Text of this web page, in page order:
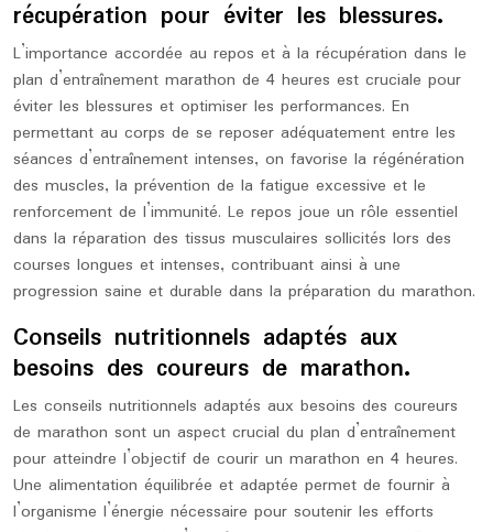
récupération pour éviter les blessures.
L’importance accordée au repos et à la récupération dans le
plan d’entraînement marathon de 4 heures est cruciale pour
éviter les blessures et optimiser les performances. En
permettant au corps de se reposer adéquatement entre les
séances d’entraînement intenses, on favorise la régénération
des muscles, la prévention de la fatigue excessive et le
renforcement de l’immunité. Le repos joue un rôle essentiel
dans la réparation des tissus musculaires sollicités lors des
courses longues et intenses, contribuant ainsi à une
progression saine et durable dans la préparation du marathon.
Conseils nutritionnels adaptés aux
besoins des coureurs de marathon.
Les conseils nutritionnels adaptés aux besoins des coureurs
de marathon sont un aspect crucial du plan d’entraînement
pour atteindre l’objectif de courir un marathon en 4 heures.
Une alimentation équilibrée et adaptée permet de fournir à
l’organisme l’énergie nécessaire pour soutenir les efforts